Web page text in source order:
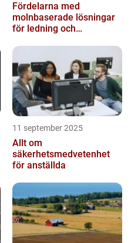
Fördelarna med
molnbaserade lösningar
för ledning och
11 september 2025
Allt om
säkerhetsmedvetenhet
för anställda